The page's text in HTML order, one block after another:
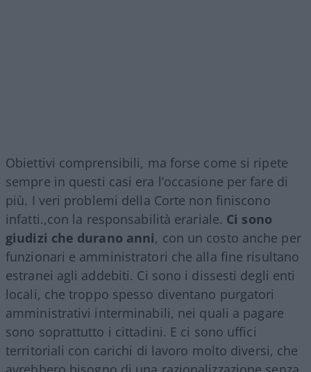
Obiettivi comprensibili, ma forse come si ripete
sempre in questi casi era l’occasione per fare di
più. I veri problemi della Corte non finiscono
infatti.,con la responsabilità erariale. Ci sono
giudizi che durano anni, con un costo anche per
funzionari e amministratori che alla fine risultano
estranei agli addebiti. Ci sono i dissesti degli enti
locali, che troppo spesso diventano purgatori
amministrativi interminabili, nei quali a pagare
sono soprattutto i cittadini. E ci sono uffici
territoriali con carichi di lavoro molto diversi, che